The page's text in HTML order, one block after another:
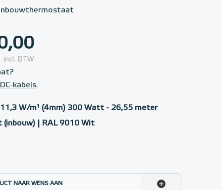
incl. BTW
kabels.
11,3 W/m¹ (4mm) 300 Watt - 26,55 meter
(inbouw) | RAL 9010 Wit
NAAR WENS AAN